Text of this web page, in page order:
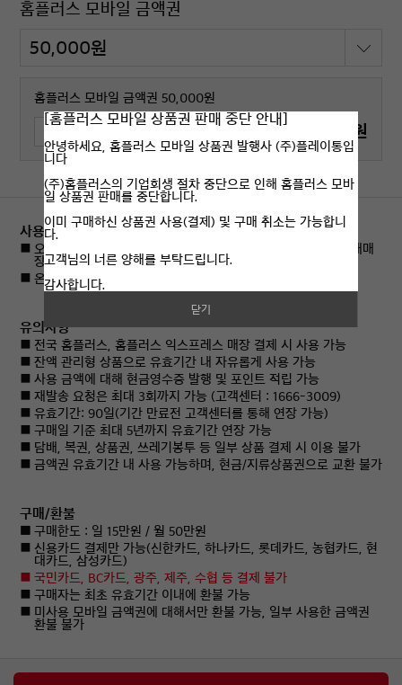
홈플러스 모바일 금액권
홈플러스 모바일 금액권 50,000원
50,000원
사용처
오프라인 : 전국 홈플러스, 홈플러스 익스프레스 매장(일부 임대매
장 사용불가)
온라인 : 홈플러스 온라인몰(마이홈플러스 앱에서 사용불가)
유의사항
전국 홈플러스, 홈플러스 익스프레스 매장 결제 시 사용 가능
잔액 관리형 상품으로 유효기간 내 자유롭게 사용 가능
사용 금액에 대해 현금영수증 발행 및 포인트 적립 가능
재발송 요청은 최대 3회까지 가능 (고객센터 : 1666-3009)
유효기간: 90일(기간 만료전 고객센터를 통해 연장 가능)
구매일 기준 최대 5년까지 유효기간 연장 가능
담배, 복권, 상품권, 쓰레기봉투 등 일부 상품 결제 시 이용 불가
금액권 유효기간 내 사용 가능하며, 현금/지류상품권으로 교환 불가
구매/환불
구매한도 : 일 15만원 / 월 50만원
신용카드 결제만 가능(신한카드, 하나카드, 롯데카드, 농협카드, 현
대카드, 삼성카드)
국민카드, BC카드, 광주, 제주, 수협 등 결제 불가
구매자는 최초 유효기간 이내에 환불 가능
미사용 모바일 금액권에 대해서만 환불 가능, 일부 사용한 금액권
환불 불가
[홈플러스 모바일 상품권 판매 중단 안내]
안녕하세요, 홈플러스 모바일 상품권 발행사 (주)플레이통입
니다
(주)홈플러스의 기업회생 절차 중단으로 인해 홈플러스 모바
일 상품권 판매를 중단합니다.
이미 구매하신 상품권 사용(결제) 및 구매 취소는 가능합니
다.
고객님의 너른 양해를 부탁드립니다.
감사합니다.
닫기